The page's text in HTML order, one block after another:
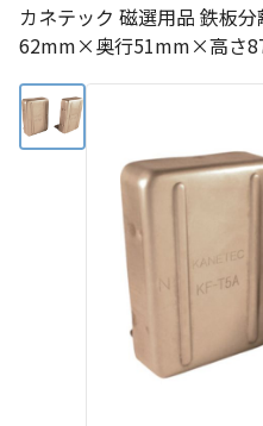
カネテック 磁選用品 鉄板
62mm×奥行51mm×高さ